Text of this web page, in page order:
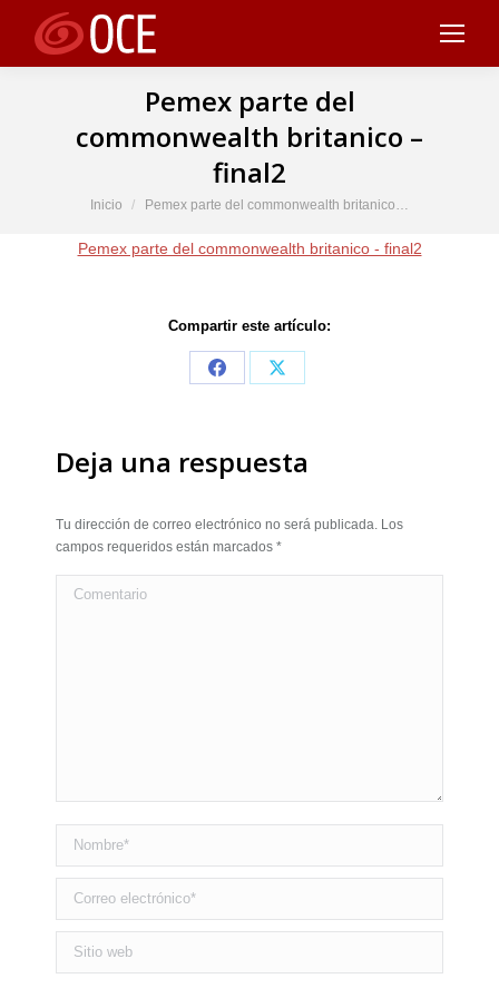
Pemex parte del
commonwealth britanico –
final2
Estás aquí:
Inicio Pemex parte del commonwealth britanico…
Pemex parte del commonwealth britanico - final2
Compartir este artículo:
Share
Share
Deja una respuesta
Tu dirección de correo electrónico no será publicada. Los
campos requeridos están marcados *
Comentario
Nombre *
Correo electrónico *
Sitio web